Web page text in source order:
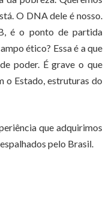
O DNA dele é nosso.
é o ponto de partida
ético? Essa é a que
poder. É grave o que
o Estado, estruturas do
que adquirimos
pelo Brasil.